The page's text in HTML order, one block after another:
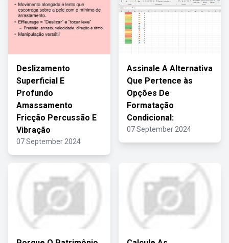
Deslizamento
Superficial E
Profundo
Amassamento
Fricção Percussão E
Vibração
07 September 2024
Assinale A Alternativa
Que Pertence às
Opções De
Formatação
Condicional:
07 September 2024